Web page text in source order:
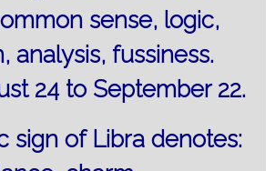
sense, logic,
analysis, fussiness.
24 to September 22.
sign of Libra denotes: